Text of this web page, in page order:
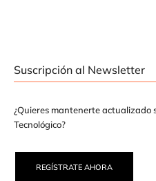
Suscripción al Newsletter
¿Quieres mantenerte actualizado
Tecnológico?
REGÍSTRATE AHORA